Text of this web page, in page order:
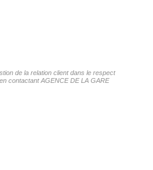
de la relation client dans le respect
contactant AGENCE DE LA GARE